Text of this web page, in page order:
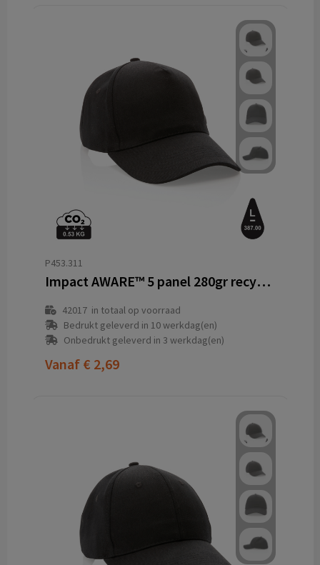
P453.311
Impact AWARE™ 5 panel 280gr recycled katoenen cap
42017in totaal op voorraad
Bedrukt geleverd in 10 werkdag(en)
Onbedrukt geleverd in 3 werkdag(en)
Vanaf € 2,69